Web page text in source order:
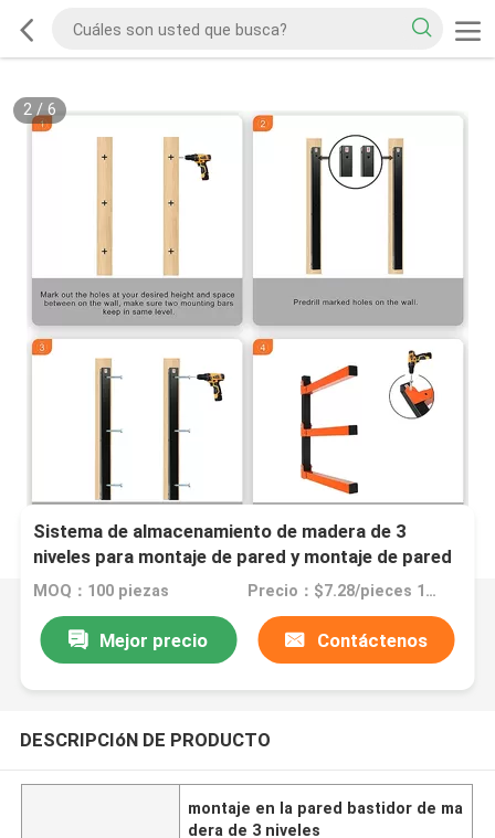
2/ 6
Sistema de almacenamiento de madera de 3
niveles para montaje de pared y montaje de pared
MOQ：100 piezas Precio：$7.28/pieces 100-49999 pieces
Mejor precio Contáctenos
DESCRIPCIóN DE PRODUCTO
montaje en la pared bastidor de ma
dera de 3 niveles